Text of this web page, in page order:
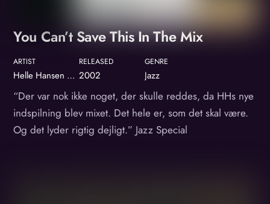
You Can’t Save This In The Mix
ARTIST
Helle Hansen Group
RELEASED
2002
GENRE
Jazz
“Der var nok ikke noget, der skulle reddes, da HHs nye
indspilning blev mixet. Det hele er, som det skal være.
Og det lyder rigtig dejligt.” Jazz Special